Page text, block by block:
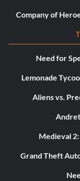
segundos
No son galletas de
Objetivo: Those
Maestro de armas
Company of
Need for
Lemonade
Aliens vs.
Medieval
Grand Theft